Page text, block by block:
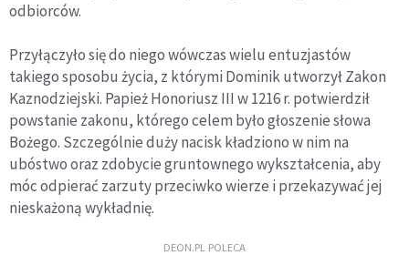
odbiorców.
Przyłączyło się do niego wówczas wielu entuzjastów
takiego sposobu życia, z którymi Dominik utworzył Zakon
Kaznodziejski. Papież Honoriusz III w 1216 r. potwierdził
powstanie zakonu, którego celem było głoszenie słowa
Bożego. Szczególnie duży nacisk kładziono w nim na
ubóstwo oraz zdobycie gruntownego wykształcenia, aby
móc odpierać zarzuty przeciwko wierze i przekazywać jej
nieskażoną wykładnię.
DEON.PL POLECA